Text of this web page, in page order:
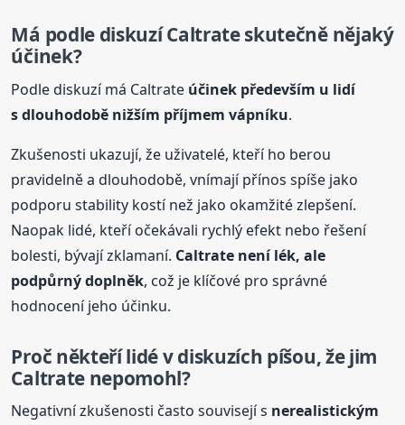
Má podle diskuzí Caltrate skutečně nějaký
účinek?
Podle diskuzí má Caltrate účinek především u lidí
s dlouhodobě nižším příjmem vápníku.
Zkušenosti ukazují, že uživatelé, kteří ho berou
pravidelně a dlouhodobě, vnímají přínos spíše jako
podporu stability kostí než jako okamžité zlepšení.
Naopak lidé, kteří očekávali rychlý efekt nebo řešení
bolesti, bývají zklamaní. Caltrate není lék, ale
podpůrný doplněk, což je klíčové pro správné
hodnocení jeho účinku.
Proč někteří lidé v diskuzích píšou, že jim
Caltrate nepomohl?
Negativní zkušenosti často souvisejí s nerealistickým